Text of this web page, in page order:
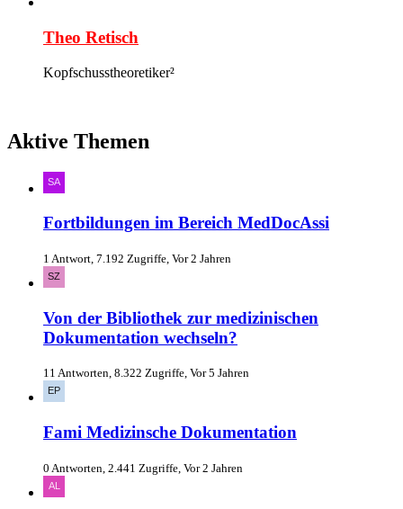
Theo Retisch
Kopfschusstheoretiker²
Aktive Themen
Fortbildungen im Bereich MedDocAssi
1 Antwort, 7.192 Zugriffe, Vor 2 Jahren
Von der Bibliothek zur medizinischen
Dokumentation wechseln?
11 Antworten, 8.322 Zugriffe, Vor 5 Jahren
Fami Medizinsche Dokumentation
0 Antworten, 2.441 Zugriffe, Vor 2 Jahren